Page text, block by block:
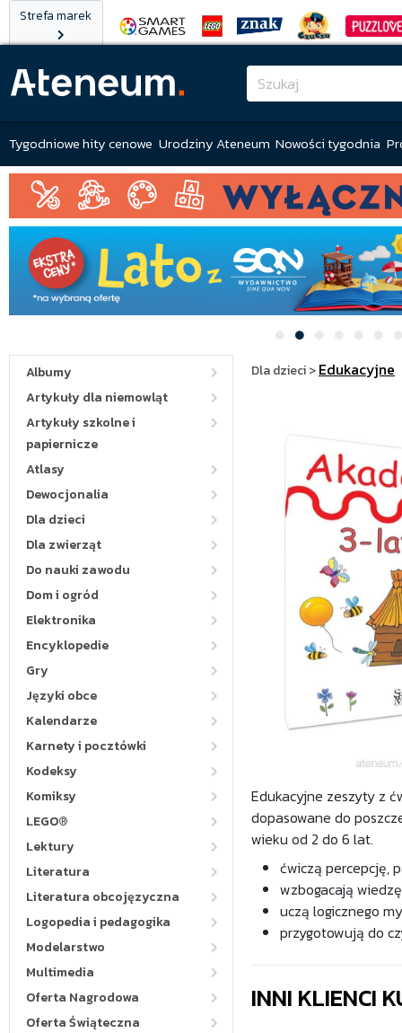
Strefa marek
Tygodniowe hity cenowe Urodziny Ateneum Nowości tygodnia
Albumy
Artykuły dla niemowląt
Artykuły szkolne i
papiernicze
Atlasy
Dewocjonalia
Dla dzieci
Dla zwierząt
Do nauki zawodu
Dom i ogród
Elektronika
Encyklopedie
Gry
Języki obce
Kalendarze
Karnety i pocztówki
Kodeksy
Komiksy
LEGO®
Lektury
Literatura
Literatura obcojęzyczna
Logopedia i pedagogika
Modelarstwo
Multimedia
Oferta Nagrodowa
Oferta Świąteczna
Dla dzieci>Edukacyjne
Edukacyjne zeszyty z
dopasowane do
wieku od 2 do 6 lat.
ćwiczą percepcję,
wzbogacają
uczą logicznego
przygotowują do
INNI KLIENCI